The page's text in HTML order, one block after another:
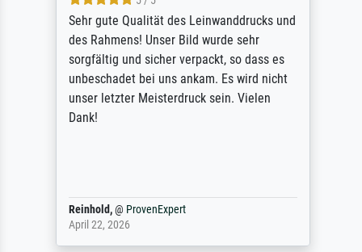
Sehr gute Qualität des Leinwanddrucks und
des Rahmens! Unser Bild wurde sehr
sorgfältig und sicher verpackt, so dass es
unbeschadet bei uns ankam. Es wird nicht
unser letzter Meisterdruck sein. Vielen
Dank!
Reinhold,@ ProvenExpert
April 22, 2026